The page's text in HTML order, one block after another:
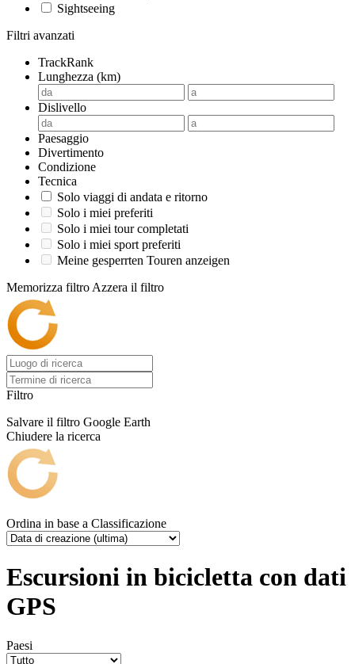
Sightseeing
Filtri avanzati
TrackRank
Lunghezza (km)
Dislivello
Paesaggio
Divertimento
Condizione
Tecnica
Solo viaggi di andata e ritorno
Solo i miei preferiti
Solo i miei tour completati
Solo i miei sport preferiti
Meine gesperrten Touren anzeigen
Memorizza filtro Azzera il filtro
Filtro
Salvare il filtro Google Earth
Chiudere la ricerca
Ordina in base a Classificazione
Escursioni in bicicletta con dati
GPS
Paesi